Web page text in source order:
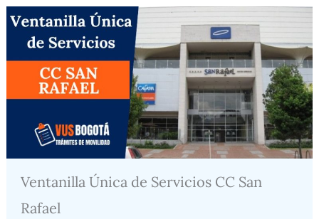
Ventanilla Única de Servicios CC San
Rafael